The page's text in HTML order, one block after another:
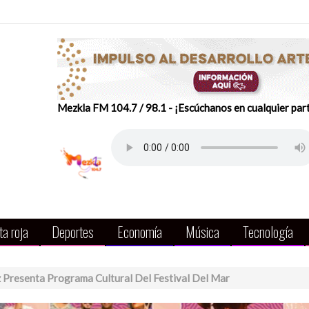
Mezkla FM 104.7 / 98.1 - ¡Escúchanos en cualquier
roja Deportes Economía Música Tecnología
Presenta Programa Cultural Del Festival Del Mar